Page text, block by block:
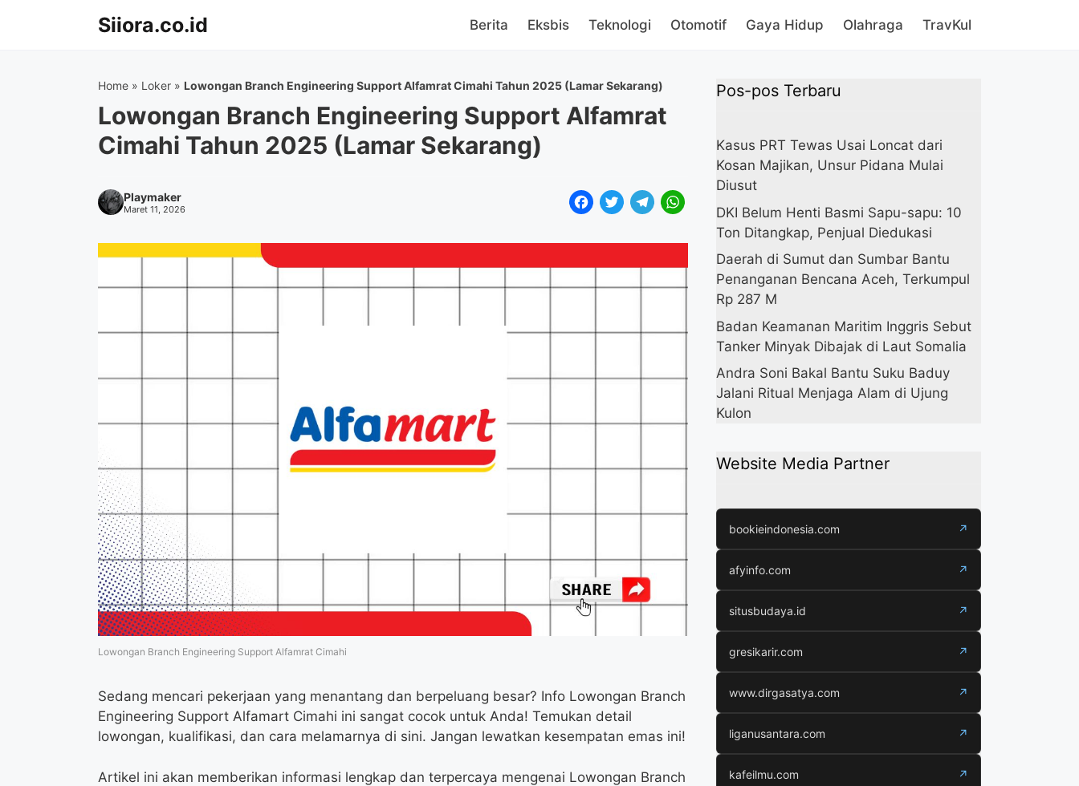
Siiora.co.id Berita Eksbis Teknologi Otomotif Gaya Hidup Olahraga TravKul
Home » Loker » Lowongan Branch Engineering Support Alfamrat Cimahi Tahun 2025 (Lamar Sekarang)
Lowongan Branch Engineering Support Alfamrat
Cimahi Tahun 2025 (Lamar Sekarang)
Playmaker
Maret 11, 2026
F
k
T
T
m
W
p
Lowongan Branch Engineering Support Alfamrat Cimahi
Sedang mencari pekerjaan yang menantang dan berpeluang besar? Info Lowongan Branch
Engineering Support Alfamart Cimahi ini sangat cocok untuk Anda! Temukan detail
lowongan, kualifikasi, dan cara melamarnya di sini. Jangan lewatkan kesempatan emas ini!
Artikel ini akan memberikan informasi lengkap dan terpercaya mengenai Lowongan Branch
Pos-pos Terbaru
Kasus PRT Tewas Usai Loncat dari
Kosan Majikan, Unsur Pidana Mulai
Diusut
DKI Belum Henti Basmi Sapu-sapu: 10
Ton Ditangkap, Penjual Diedukasi
Daerah di Sumut dan Sumbar Bantu
Penanganan Bencana Aceh, Terkumpul
Rp 287 M
Badan Keamanan Maritim Inggris Sebut
Tanker Minyak Dibajak di Laut Somalia
Andra Soni Bakal Bantu Suku Baduy
Jalani Ritual Menjaga Alam di Ujung
Kulon
Website Media Partner
bookieindonesia.com ↗
afyinfo.com ↗
situsbudaya.id ↗
gresikarir.com ↗
www.dirgasatya.com ↗
liganusantara.com ↗
kafeilmu.com ↗